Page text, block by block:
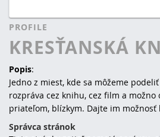
PROFILE
KRESŤANSKÁ
Popis:
Jedno z miest, kde sa môžeme
rozpráva cez knihu, cez film a
priateľom, blízkym. Dajte im možnosť
Správca stránok